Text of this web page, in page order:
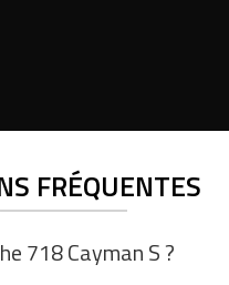
FRÉQUENTES
718 Cayman S ?